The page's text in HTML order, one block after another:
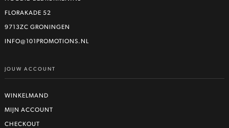
FLORAKADE 52
9713ZC GRONINGEN
INFO@101PROMOTIONS.NL
JOUW ACCOUNT
WINKELMAND
MIJN ACCOUNT
CHECKOUT